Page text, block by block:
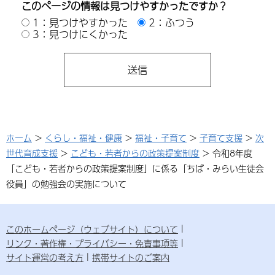
このページの情報は見つけやすかったですか？
1：見つけやすかった
2：ふつう
3：見つけにくかった
ホーム > くらし・福祉・健康 > 福祉・子育て > 子育て支援 > 次
世代育成支援 > こども・若者からの政策提案制度 > 令和8年度
「こども・若者からの政策提案制度」に係る「ちば・みらい生徒会
役員」の勉強会の実施について
このホームページ（ウェブサイト）について
リンク・著作権・プライバシー・免責事項等
サイト運営の考え方
携帯サイトのご案内